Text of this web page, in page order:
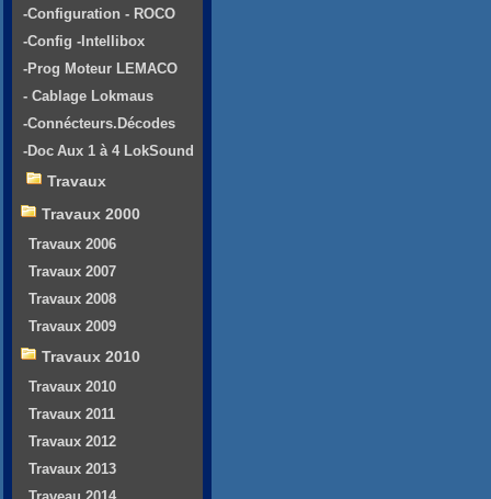
-Configuration - ROCO
-Config -Intellibox
-Prog Moteur LEMACO
- Cablage Lokmaus
-Connécteurs.Décodes
-Doc Aux 1 à 4 LokSound
Travaux
Travaux 2000
Travaux 2006
Travaux 2007
Travaux 2008
Travaux 2009
Travaux 2010
Travaux 2010
Travaux 2011
Travaux 2012
Travaux 2013